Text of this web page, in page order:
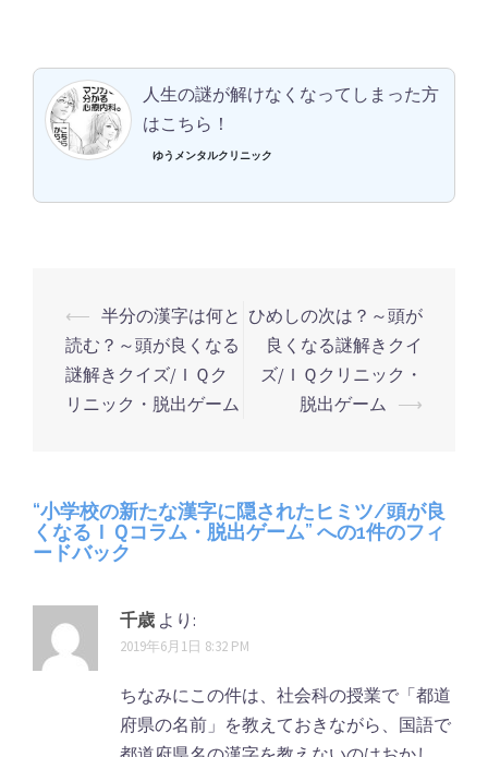
人生の謎が解けなくなってしまった方
はこちら！
ゆうメンタルクリニック
投
稿
ナ
ー
シ
⟵ 半分の漢字は何と
読む？～頭が良くなる
謎解きクイズ/ＩＱク
リニック・脱出ゲーム
ひめしの次は？～頭が
良くなる謎解きクイ
ズ/ＩＱクリニック・
脱出ゲーム
⟶
“小学校の新たな漢字に隠されたヒミツ/頭が良
くなるＩＱコラム・脱出ゲーム” への1件のフィ
ードバック
千歳 より:
2019年6月1日 8:32 PM
ちなみにこの件は、社会科の授業で「都道
府県の名前」を教えておきながら、国語で